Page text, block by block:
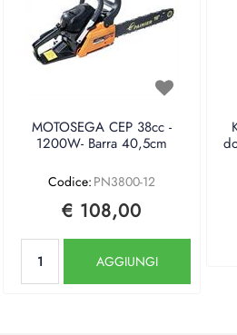
MOTOSEGA CEP 38cc -
1200W- Barra 40,5cm
Codice: PN3800-12
€ 108,00
AGGIUNGI